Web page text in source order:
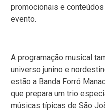
promocionais e
evento.
A programação musical
universo junino e
estão a Banda Forró
que prepara um trio
músicas típicas de São